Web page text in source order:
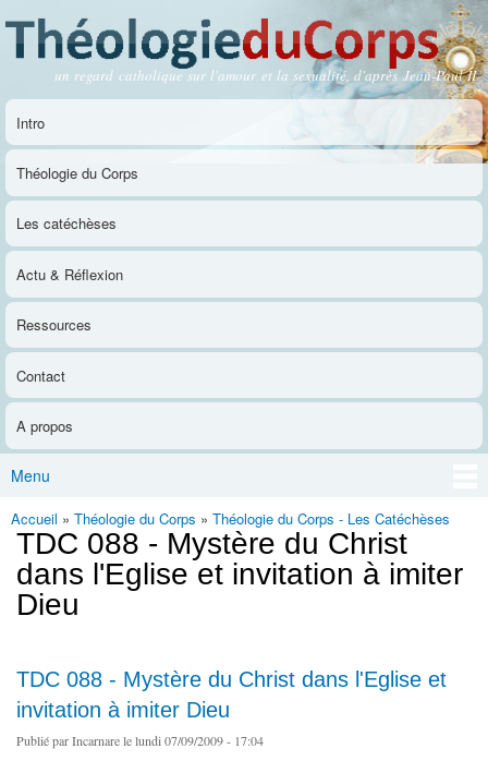
contenu
principal
Théologie du Corps
un regard catholique sur l'amour et la sexualité, d'après Jean-Paul II
Menu principal
Intro
Théologie du Corps
Les catéchèses
Actu & Réflexion
Ressources
Contact
A propos
Menu
Vous êtes ici
Accueil » Théologie du Corps » Théologie du Corps - Les Catéchèses
TDC 088 - Mystère du Christ
dans l'Eglise et invitation à imiter
Dieu
TDC 088 - Mystère du Christ dans l'Eglise et
invitation à imiter Dieu
Publié parIncarnarele lundi 07/09/2009 - 17:04